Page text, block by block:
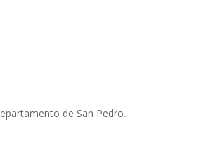
de San Pedro.